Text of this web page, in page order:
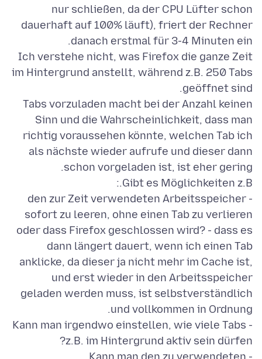
nur schließen, da der CPU Lüfter schon
dauerhaft auf 100% läuft), friert der Rechner
Ich verstehe nicht, was Firefox die ganze Zeit
im Hintergrund anstellt, während z.B. 250 Tabs
Tabs vorzuladen macht bei der Anzahl keinen
Sinn und die Wahrscheinlichkeit, dass man
richtig voraussehen könnte, welchen Tab ich
als nächste wieder aufrufe und dieser dann
- den zur Zeit verwendeten Arbeitsspeicher
sofort zu leeren, ohne einen Tab zu verlieren
oder dass Firefox geschlossen wird? - dass es
dann längert dauert, wenn ich einen Tab
anklicke, da dieser ja nicht mehr im Cache ist,
und erst wieder in den Arbeitsspeicher
geladen werden muss, ist selbstverständlich
- Kann man irgendwo einstellen, wie viele Tabs